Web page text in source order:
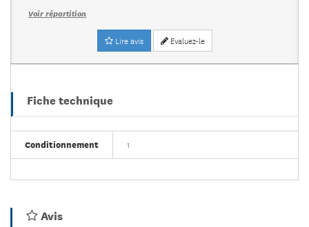
Voir répartition
Lire avis Evaluez-le
Fiche technique
Conditionnement 1
Avis